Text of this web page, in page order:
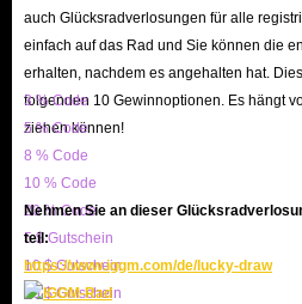
gegen gleichwertige Artikel eintauschen,
fortzusetzen.
Wenn Sie IGGM bereits verfolgen,
Aktionen veranstalten, um unsere
Während des Events habt ihr die Chance,
Rabattcodes und sogar kostenlose
seht, steigt ein und lasst euch von der
Dogma II mitreißen!
auch Glücksradverlosungen für alle
einfach auf das Rad und Sie können die
erhalten, nachdem es angehalten hat.
folgenden 10 Gewinnoptionen. Es hängt
ziehen können!
3 % Code
5 % Code
8 % Code
10 % Code
20 % Code
5 $ Gutschein
10 $ Gutschein
20 $ Gutschein
Nehmen Sie an dieser
teil:
https://www.iggm.com/de/lucky-draw